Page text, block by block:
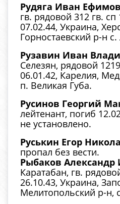
Рудяга Иван
гв. рядовой 312 гв. сп
07.02.44, Украина,
Горностаевский р-н
Рузавин Иван
Селезян, рядовой
06.01.42, Карелия,
п. Великая Губа.
Русинов Георгий
лейтенант, погиб
не установлено.
Руськин Егор
пропал без вести.
Рыбаков Александр
Каратабан, гв.
26.10.43, Украина,
Мелитопольский р-н,